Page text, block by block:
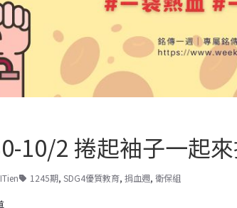
10/2 捲起袖子一起
1245期, SDG4優質教育, 捐血週, 衛保組